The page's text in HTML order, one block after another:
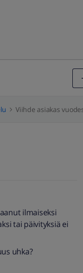
Viihde asiakas
ilmaiseksi
tai päivityksiä ei
uhka?